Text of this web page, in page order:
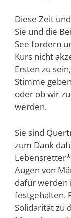
Diese Zeit
Sie und die
See fordern
Kurs nicht
Ersten zu
Stimme
oder ob wir
werden.
Sie sind
zum Dank
Augen von
dafür werden
festgehalten.
Solidarität zu